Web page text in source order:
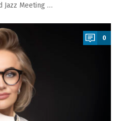
Jazz Meeting …
0